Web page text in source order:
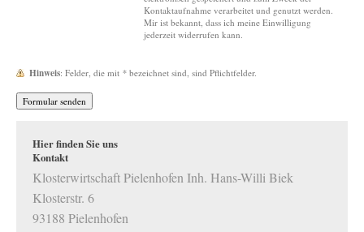
Kontaktaufnahme verarbeitet und genutzt werden.
Mir ist bekannt, dass ich meine Einwilligung
jederzeit widerrufen kann.
Hinweis : Felder, die mit * bezeichnet sind, sind Pflichtfelder.
Hier finden Sie uns
Kontakt
Klosterwirtschaft Pielenhofen Inh. Hans-Willi Biek
Klosterstr. 6
93188 Pielenhofen